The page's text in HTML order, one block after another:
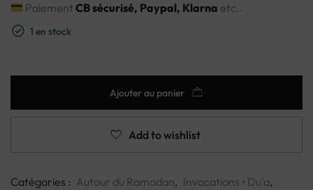
PaiementCB sécurisé, Paypal, Klarna etc..
1 en stock
Ajouter au panier
Add to wishlist
Catégories : Autour du Ramadan, Invocations • Du'a,